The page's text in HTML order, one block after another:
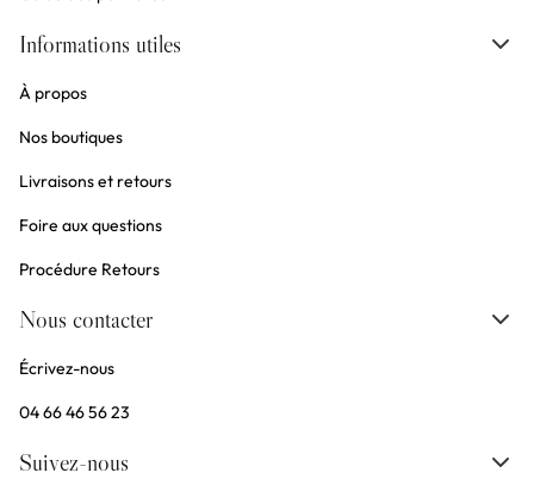
Informations utiles
À propos
Nos boutiques
Livraisons et retours
Foire aux questions
Procédure Retours
Nous contacter
Écrivez-nous
04 66 46 56 23
Suivez-nous